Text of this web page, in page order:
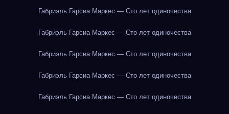
Габриэль Гарсиа Маркес — Сто лет одиночества
Габриэль Гарсиа Маркес — Сто лет одиночества
Габриэль Гарсиа Маркес — Сто лет одиночества
Габриэль Гарсиа Маркес — Сто лет одиночества
Габриэль Гарсиа Маркес — Сто лет одиночества